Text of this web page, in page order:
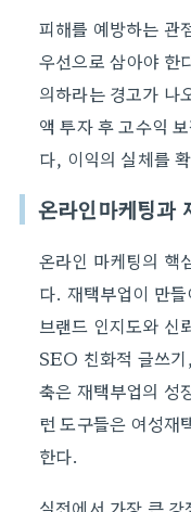
피해를 예방하는 관
우선으로 삼아야 한
의하라는 경고가 나
액 투자 후 고수익
다, 이익의 실체를
온라인마케팅과
온라인 마케팅의 핵
다. 재택부업이 만
브랜드 인지도와 신
SEO 친화적 글쓰
축은 재택부업의 성
런 도구들은 여성재
한다.